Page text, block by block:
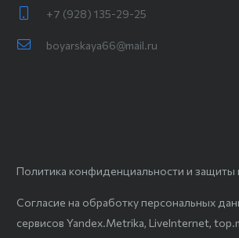
+7 (928) 135-29-25
boyarskaya66@mail.ru
Политика конфиденциальности и
Согласие на обработку персональных
сервисов Yandex.Metrika, LiveInternet,